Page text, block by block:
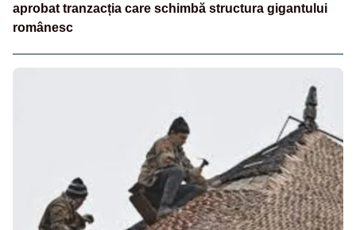
aprobat tranzacția care schimbă structura gigantului
românesc